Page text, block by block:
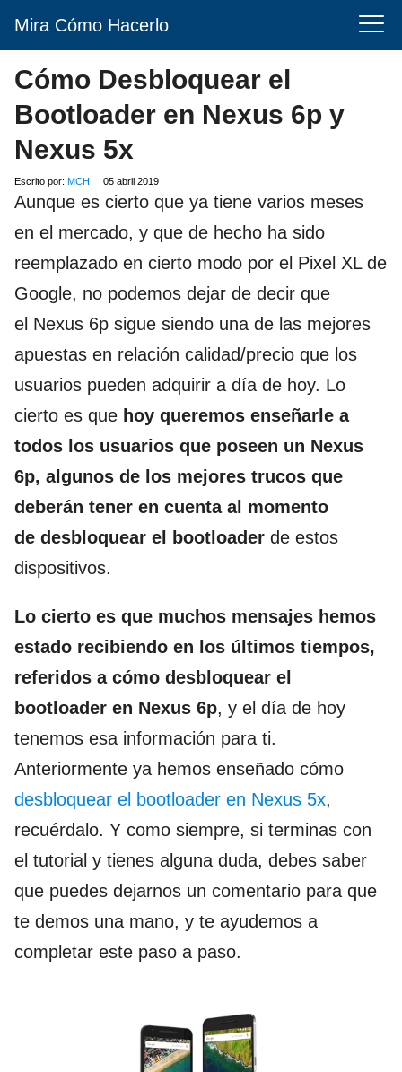
Mira Cómo Hacerlo
Cómo Desbloquear el
Bootloader en Nexus 6p y
Nexus 5x
Escrito por: MCH 05 abril 2019
Aunque es cierto que ya tiene varios meses
en el mercado, y que de hecho ha sido
reemplazado en cierto modo por el Pixel XL de
Google, no podemos dejar de decir que
el Nexus 6p sigue siendo una de las mejores
apuestas en relación calidad/precio que los
usuarios pueden adquirir a día de hoy. Lo
cierto es que hoy queremos enseñarle a
todos los usuarios que poseen un Nexus
6p, algunos de los mejores trucos que
deberán tener en cuenta al momento
de desbloquear el bootloader de estos
dispositivos.
Lo cierto es que muchos mensajes hemos
estado recibiendo en los últimos tiempos,
referidos a cómo desbloquear el
bootloader en Nexus 6p, y el día de hoy
tenemos esa información para ti.
Anteriormente ya hemos enseñado cómo
desbloquear el bootloader en Nexus 5x,
recuérdalo. Y como siempre, si terminas con
el tutorial y tienes alguna duda, debes saber
que puedes dejarnos un comentario para que
te demos una mano, y te ayudemos a
completar este paso a paso.